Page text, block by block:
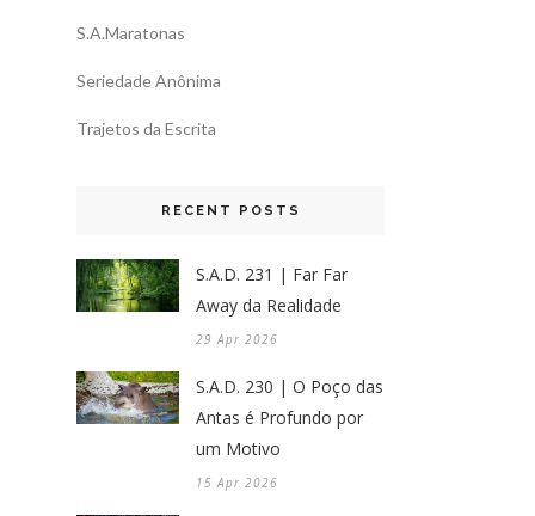
S.A.Maratonas
Seriedade Anônima
Trajetos da Escrita
RECENT POSTS
S.A.D. 231 | Far Far
Away da Realidade
29 Apr 2026
S.A.D. 230 | O Poço das
Antas é Profundo por
um Motivo
15 Apr 2026